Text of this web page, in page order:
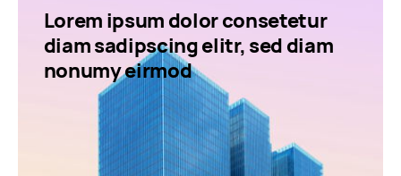
Lorem ipsum dolor consetetur
diam sadipscing elitr, sed diam
nonumy eirmod